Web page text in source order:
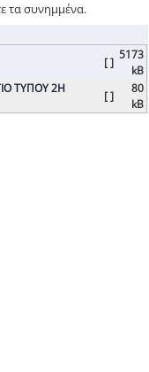
τα συνημμένα.
[ ]
5173
kB
ΤΥΠΟΥ 2Η
[ ]
80
kB